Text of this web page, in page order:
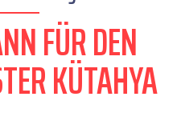
FÜR DEN
KÜTAHYA